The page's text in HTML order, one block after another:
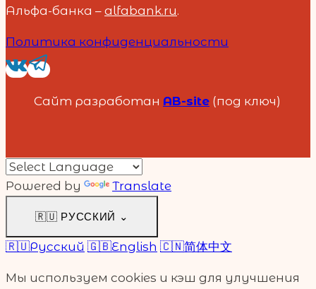
Альфа-банка – alfabank.ru.
Политика конфиденциальности
Сайт разработан AB-site (под ключ)
Powered by Translate
🇷🇺 РУССКИЙ ⌄
🇷🇺Русский 🇬🇧English 🇨🇳简体中文
Мы используем cookies и кэш для улучшения